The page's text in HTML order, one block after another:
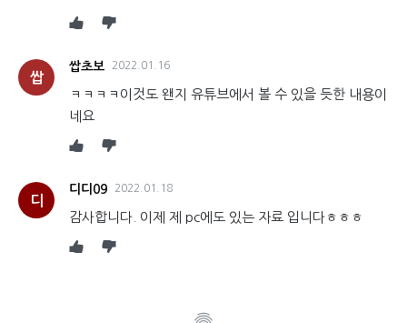
쌉
쌉초보 2022.01.16
ㅋㅋㅋㅋ이것도 왠지 유튜브에서 볼 수 있을 듯한 내용이
네요
디
디디09 2022.01.18
감사합니다. 이제 제 pc에도 있는 자료 입니다ㅎㅎㅎ